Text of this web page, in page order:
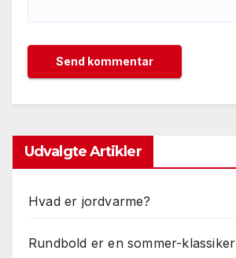
Udvalgte Artikler
Hvad er jordvarme?
Rundbold er en sommer-klassiker